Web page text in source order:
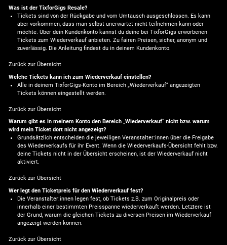
Was ist der TixforGigs Resale?
Tickets sind von der Rückgabe und vom Umtausch ausgeschlossen. Es kann
aber vorkommen, dass man selbst unerwartet nicht teilnehmen kann oder
möchte. Über dein Kundenkonto kannst du deine bei TixforGigs erworbenen
Tickets zum Wiederverkauf anbieten. Zu fairen Preisen, sicher, anonym und
zuverlässig. Die Anleitung findest du in deinem Kundenkonto.
Zurück zur Übersicht
Welche Tickets kann ich zum Wiederverkauf einstellen?
Alle in deinem TixforGigs-Konto im Bereich „Wiederverkauf“ angezeigten
Tickets können eingestellt werden.
Zurück zur Übersicht
Warum gibt es in meinem Konto den Bereich „Wiederverkauf“ nicht bzw. warum
wird mein Ticket dort nicht angezeigt?
Grundsätzlich entscheiden die jeweiligen Veranstalter:innen über die Freigabe
des Wiederverkaufs für ihr Event. Wenn die Wiederverkaufs-Übersicht fehlt bzw.
deine Tickets nicht in der Übersicht erscheinen, ist der Wiederverkauf nicht
aktiviert.
Zurück zur Übersicht
Wer legt den Ticketpreis für den Wiederverkauf fest?
Die Veranstalter:innen legen fest, ob Tickets z.B. zum Originalpreis oder
innerhalb einer bestimmten Preisspanne wiederverkauft werden. Letztere ist
der Grund, warum die gleichen Tickets zu diversen Preisen im Wiederverkauf
angezeigt werden können.
Zurück zur Übersicht